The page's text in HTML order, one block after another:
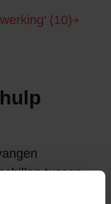
(10)
tussen